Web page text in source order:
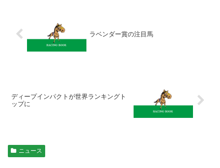
ラベンダー賞の注目馬
ディープインパクトが世界ランキングト
ップに
ニュース